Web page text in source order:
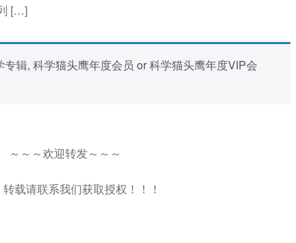
[…]
专辑, 科学猫头鹰年度会员 or科学猫头鹰年度VIP会
～～～欢迎转发～～～
转载请联系我们获取授权！！！